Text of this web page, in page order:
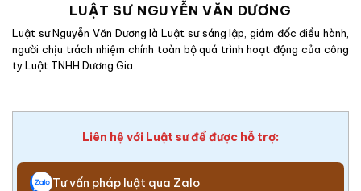
LUẬT SƯ NGUYỄN VĂN DƯƠNG
Luật sư Nguyễn Văn Dương là Luật sư sáng lập, giám đốc điều hành,
người chịu trách nhiệm chính toàn bộ quá trình hoạt động của công
ty Luật TNHH Dương Gia.
Liên hệ với Luật sư để được hỗ trợ:
Tư vấn pháp luật qua Zalo